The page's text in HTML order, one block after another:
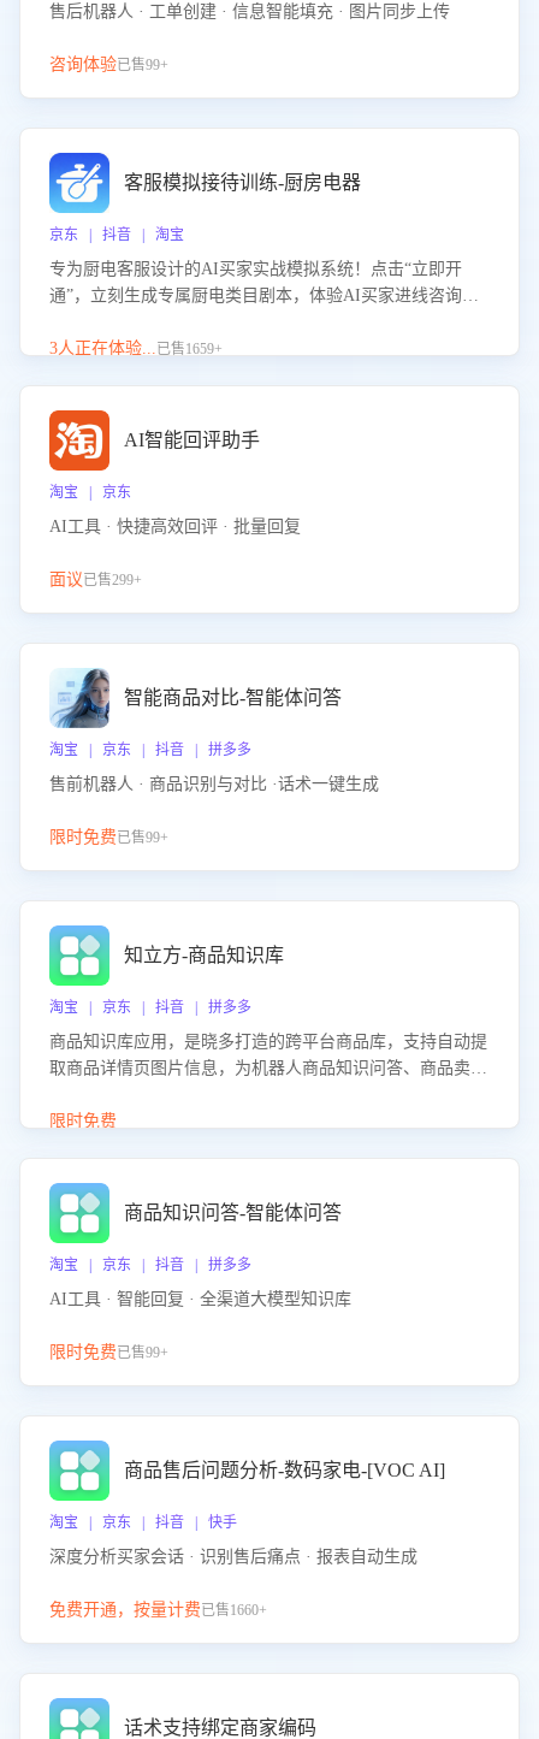
售后机器人 · 工单创建 · 信息智能填充 · 图片同步上传
咨询体验已售99+
客服模拟接待训练-厨房电器
京东 | 抖音 | 淘宝
专为厨电客服设计的AI买家实战模拟系统！点击“立即开
通”，立刻生成专属厨电类目剧本，体验AI买家进线咨询真
实场景应对技巧！
3人正在体验...已售1659+
AI智能回评助手
淘宝 | 京东
AI工具 · 快捷高效回评 · 批量回复
面议已售299+
智能商品对比-智能体问答
淘宝 | 京东 | 抖音 | 拼多多
售前机器人 · 商品识别与对比 ·话术一键生成
限时免费已售99+
知立方-商品知识库
淘宝 | 京东 | 抖音 | 拼多多
商品知识库应用，是晓多打造的跨平台商品库，支持自动提
取商品详情页图片信息，为机器人商品知识问答、商品卖点
限时免费
商品知识问答-智能体问答
淘宝 | 京东 | 抖音 | 拼多多
AI工具 · 智能回复 · 全渠道大模型知识库
限时免费已售99+
商品售后问题分析-数码家电-[VOC AI]
淘宝 | 京东 | 抖音 | 快手
深度分析买家会话 · 识别售后痛点 · 报表自动生成
免费开通，按量计费已售1660+
话术支持绑定商家编码